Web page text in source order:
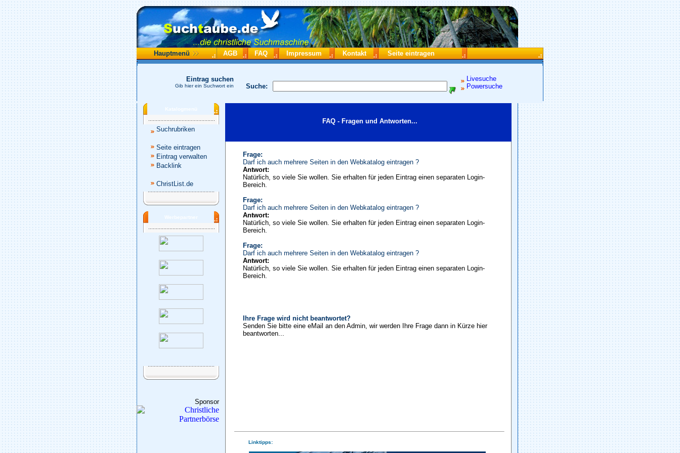
Hauptmenü AGB FAQ Impressum Kontakt Seite eintragen
Suche:
Livesuche
Powersuche
Eintrag suchen
Gib hier ein Suchwort ein
Katalogmenü
Suchrubriken
Seite eintragen
Eintrag verwalten
Backlink
ChristList.de
Werbepartner
Sponsor
FAQ - Fragen und Antworten...
Frage:
Darf ich auch mehrere Seiten in den Webkatalog eintragen ?
Antwort:
Natürlich, so viele Sie wollen. Sie erhalten für jeden Eintrag einen separaten Login-
Bereich.
Frage:
Darf ich auch mehrere Seiten in den Webkatalog eintragen ?
Antwort:
Natürlich, so viele Sie wollen. Sie erhalten für jeden Eintrag einen separaten Login-
Bereich.
Frage:
Darf ich auch mehrere Seiten in den Webkatalog eintragen ?
Antwort:
Natürlich, so viele Sie wollen. Sie erhalten für jeden Eintrag einen separaten Login-
Bereich.
Ihre Frage wird nicht beantwortet?
Senden Sie bitte eine eMail an den Admin, wir werden Ihre Frage dann in Kürze hier
beantworten...
Linktipps: